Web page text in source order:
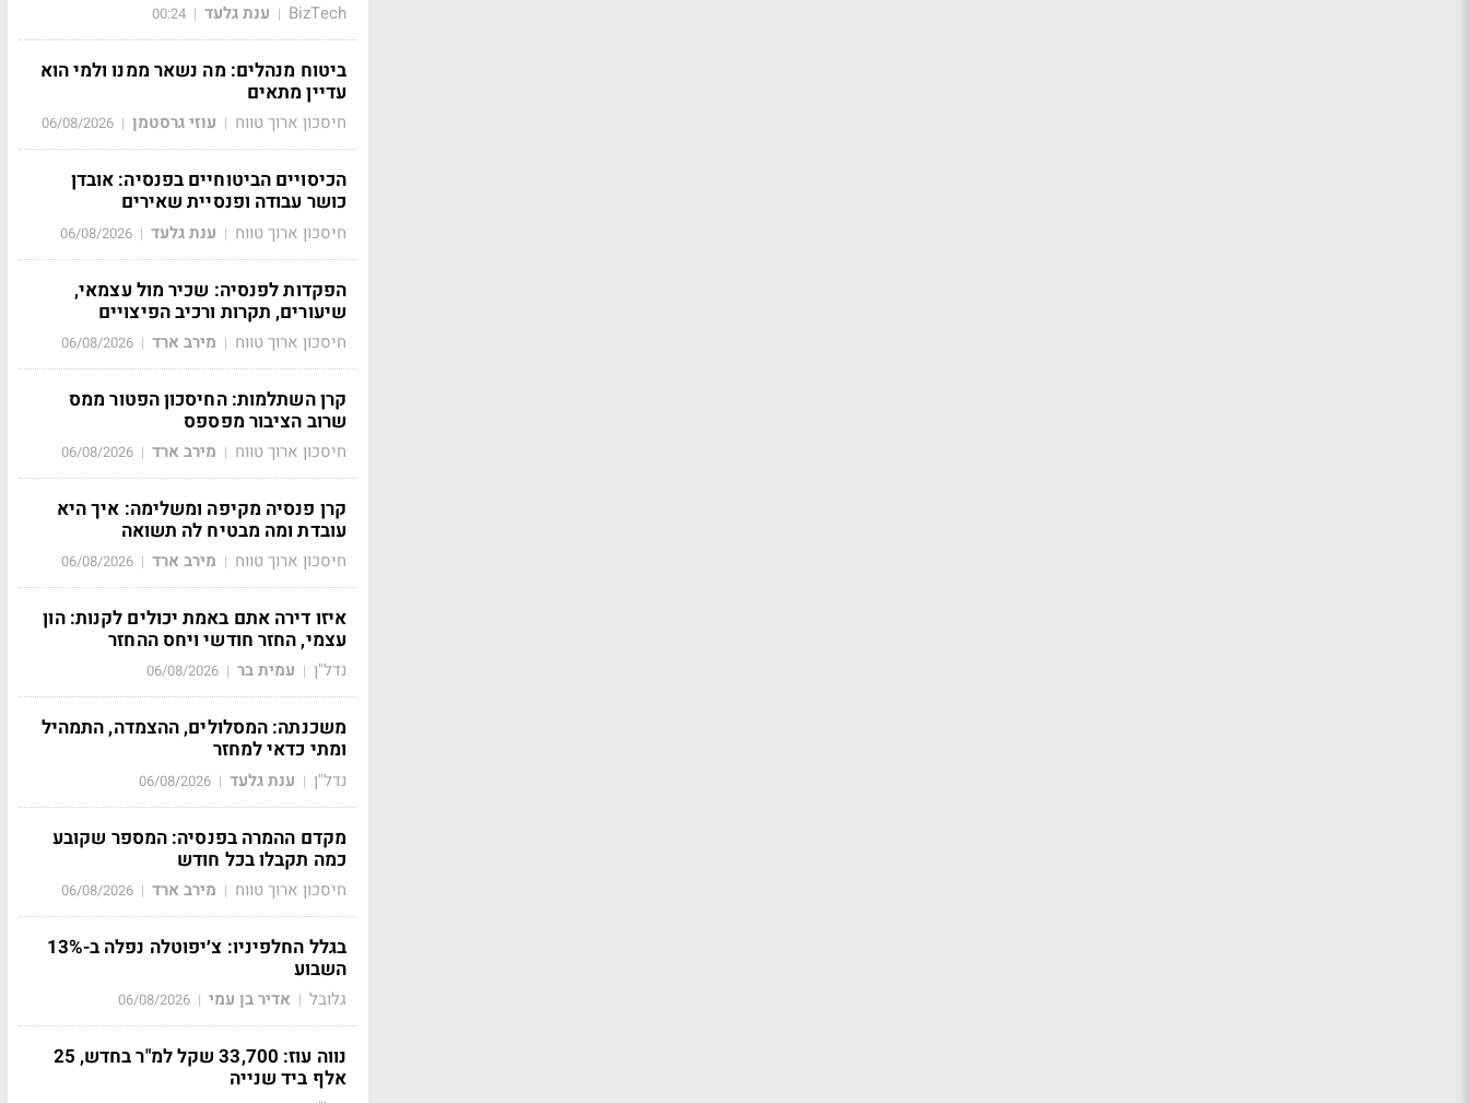
BizTech
| ענת גלעד |
00:24
ביטוח מנהלים: מה נשאר ממנו ולמי הוא
עדיין מתאים
חיסכון ארוך טווח | עוזי גרסטמן |
06/08/2026
הכיסויים הביטוחיים בפנסיה: אובדן
כושר עבודה ופנסיית שאירים
חיסכון ארוך טווח | ענת גלעד |
06/08/2026
הפקדות לפנסיה: שכיר מול עצמאי,
שיעורים, תקרות ורכיב הפיצויים
חיסכון ארוך טווח | מירב ארד |
06/08/2026
קרן השתלמות: החיסכון הפטור ממס
שרוב הציבור מפספס
חיסכון ארוך טווח | מירב ארד |
06/08/2026
קרן פנסיה מקיפה ומשלימה: איך היא
עובדת ומה מבטיח לה תשואה
חיסכון ארוך טווח | מירב ארד |
06/08/2026
איזו דירה אתם באמת יכולים לקנות: הון
עצמי, החזר חודשי ויחס ההחזר
נדל"ן | עמית בר |
06/08/2026
משכנתה: המסלולים, ההצמדה, התמהיל
ומתי כדאי למחזר
נדל"ן | ענת גלעד |
06/08/2026
מקדם ההמרה בפנסיה: המספר שקובע
כמה תקבלו בכל חודש
חיסכון ארוך טווח | מירב ארד |
06/08/2026
בגלל החלפיניו: צ׳יפוטלה נפלה ב-13%
השבוע
גלובל | אדיר בן עמי |
06/08/2026
נווה עוז: 33,700 שקל למ"ר בחדש, 25
אלף ביד שנייה